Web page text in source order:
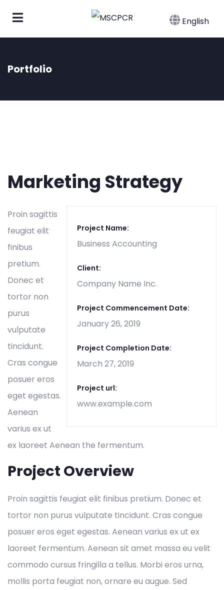
English
Portfolio
Marketing Strategy
Project Name:
Business Accounting
Client:
Company Name Inc.
Project Commencement Date:
January 26, 2019
Project Completion Date:
March 27, 2019
Project url:
www.example.com
Proin sagittis
feugiat elit
finibus
pretium.
Donec et
tortor non
purus
vulputate
tincidunt.
Cras congue
posuer eros
eget egestas.
Aenean
varius ex ut
ex laoreet Aenean the fermentum.
Project Overview
Proin sagittis feugiat elit finibus pretium. Donec et
tortor non purus vulputate tincidunt. Cras congue
posuer eros eget egestas. Aenean varius ex ut ex
laoreet fermentum. Aenean sit amet massa eu velit
commodo cursus fringilla a tellus. Morbi eros urna,
mollis porta feugiat non, ornare eu augue. Sed